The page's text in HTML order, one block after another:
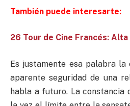
También puede interesarte:
26 Tour de Cine Francés:
Es justamente esa palabra
aparente seguridad de una
habla a futuro. La constancia